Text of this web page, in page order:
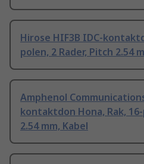
Hirose HIF3B IDC-
polen, 2 Rader, Pitch 2.54
Amphenol
kontaktdon Hona, Rak,
2.54 mm, Kabel